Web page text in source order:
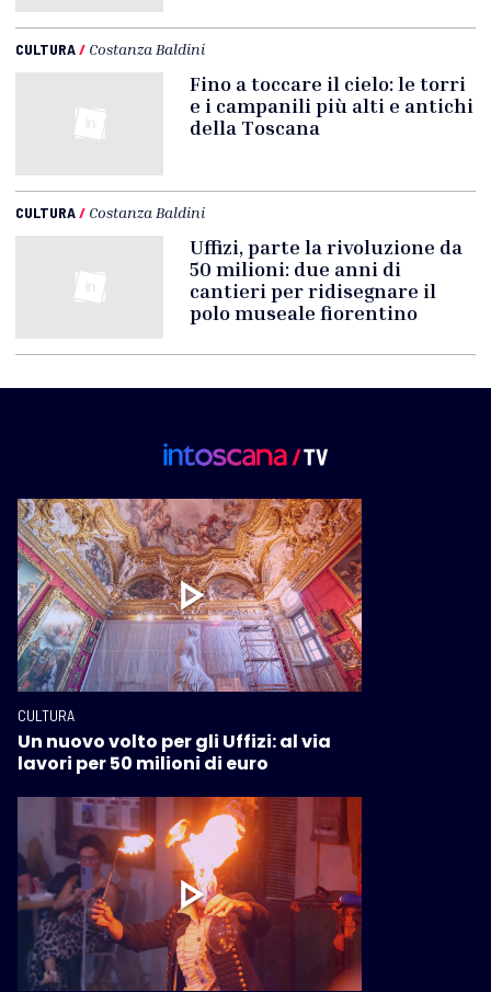
CULTURA/ Costanza Baldini
Fino a toccare il cielo: le torri
e i campanili più alti e antichi
della Toscana
CULTURA/ Costanza Baldini
Uffizi, parte la rivoluzione da
50 milioni: due anni di
cantieri per ridisegnare il
polo museale fiorentino
CULTURA
Un nuovo volto per gli Uffizi: al via
lavori per 50 milioni di euro